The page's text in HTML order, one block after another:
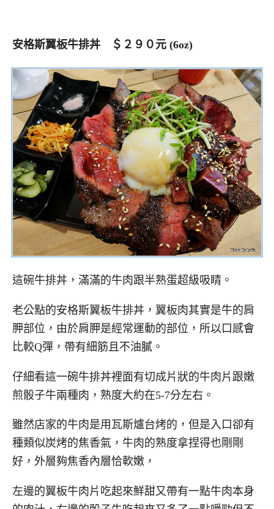
安格斯翼板牛排丼 ＄２９０元 (6oz)
這碗牛排丼，滿滿的牛肉跟半熟蛋超級吸睛。
老公點的安格斯翼板牛排丼，翼板肉其實是牛的肩
胛部位，由於肩胛是經常運動的部位，所以口感會
比較Q彈，帶有細筋且不油膩。
仔細看這一碗牛排丼裡面有切成片狀的牛肉片跟嫩
煎骰子牛兩種肉，熟度大約在5-7分左右。
雖然店家的牛肉是用瓦斯爐台烤的，但是入口卻有
種類似炭烤的焦香氣，牛肉的熟度拿捏得也剛剛
好，外層夠焦香內層恰軟嫩，
左邊的翼板牛肉片吃起來鮮甜又帶有一點牛肉本身